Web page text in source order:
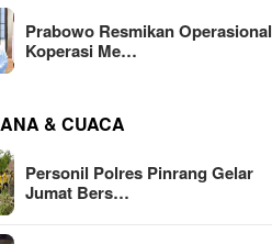
Prabowo Resmikan Operasional
Koperasi Me…
& CUACA
Personil Polres Pinrang Gelar
Jumat Bers…